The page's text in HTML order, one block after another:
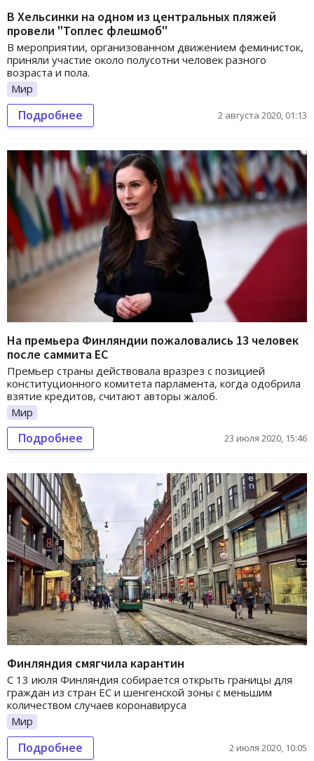
В Хельсинки на одном из центральных пляжей
провели "Топлес флешмоб"
В мероприятии, организованном движением феминисток,
приняли участие около полусотни человек разного
возраста и пола.
Мир
Подробнее 2 августа 2020, 01:13
На премьера Финляндии пожаловались 13 человек
после саммита ЕС
Премьер страны действовала вразрез с позицией
конституционного комитета парламента, когда одобрила
взятие кредитов, считают авторы жалоб.
Мир
Подробнее 23 июля 2020, 15:46
Финляндия смягчила карантин
С 13 июля Финляндия собирается открыть границы для
граждан из стран ЕС и шенгенской зоны с меньшим
количеством случаев коронавируса
Мир
Подробнее 2 июля 2020, 10:05